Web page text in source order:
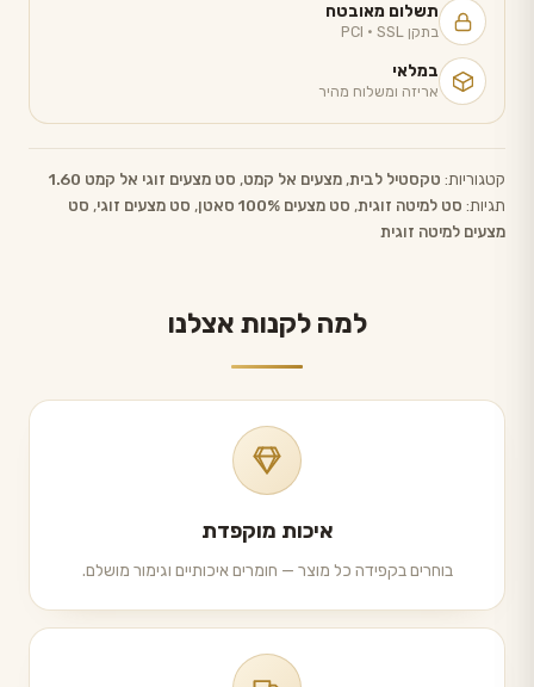
תשלום מאובטח
בתקן PCI · SSL
במלאי
אריזה ומשלוח מהיר
קטגוריות: טקסטיל לבית, מצעים אל קמט, סט מצעים זוגי אל קמט 1.60
תגיות: סט למיטה זוגית‏, סט מצעים 100% סאטן , סט מצעים זוגי, סט
מצעים למיטה זוגית
למה לקנות אצלנו
איכות מוקפדת
בוחרים בקפידה כל מוצר — חומרים איכותיים וגימור מושלם.